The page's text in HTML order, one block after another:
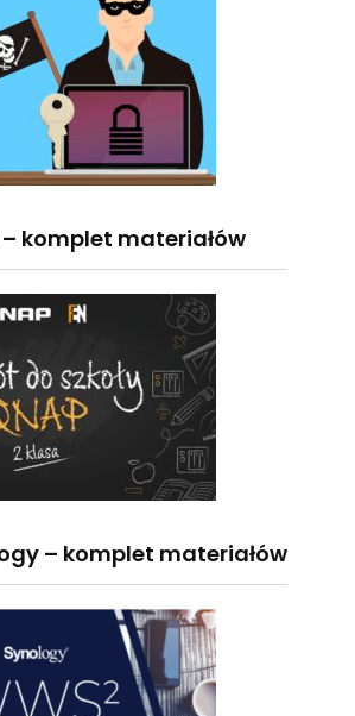
– komplet materiałów
– komplet materiałów